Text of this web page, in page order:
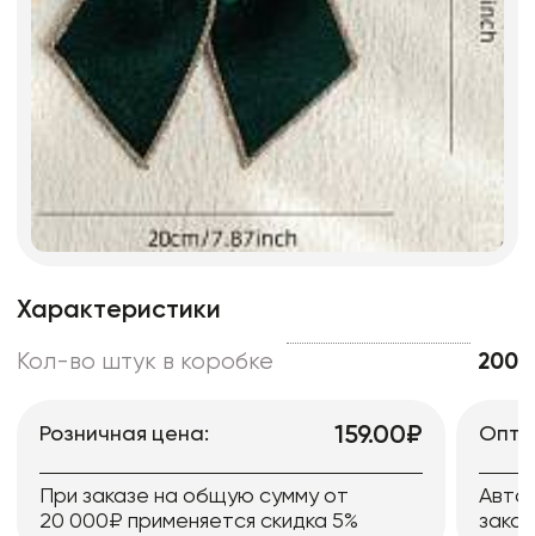
Характеристики
Кол-во штук в коробке 200
Розничная цена: 159.00₽
При заказе на общую сумму от
20 000₽ применяется скидка 5%